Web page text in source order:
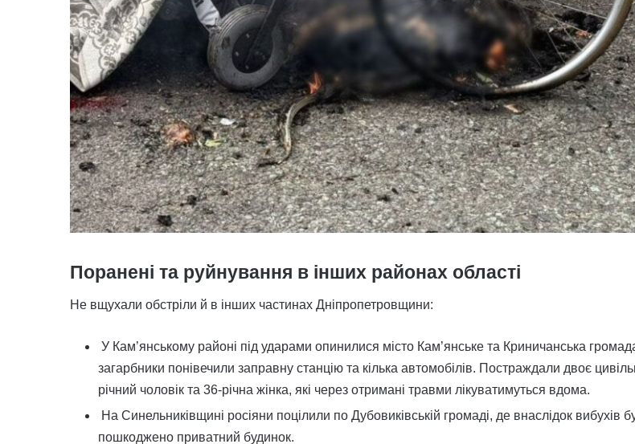
Поранені та руйнування в інших районах області
Не вщухали обстріли й в інших частинах Дніпропетровщини:
У Кам’янському районі під ударами опинилися місто Кам’янське та Криничанська
загарбники понівечили заправну станцію та кілька автомобілів. Постраждали двоє
річний чоловік та 36-річна жінка, які через отримані травми лікуватимуться вдома.
На Синельниківщині росіяни поцілили по Дубовиківській громаді, де внаслідок вибухів
пошкоджено приватний будинок.